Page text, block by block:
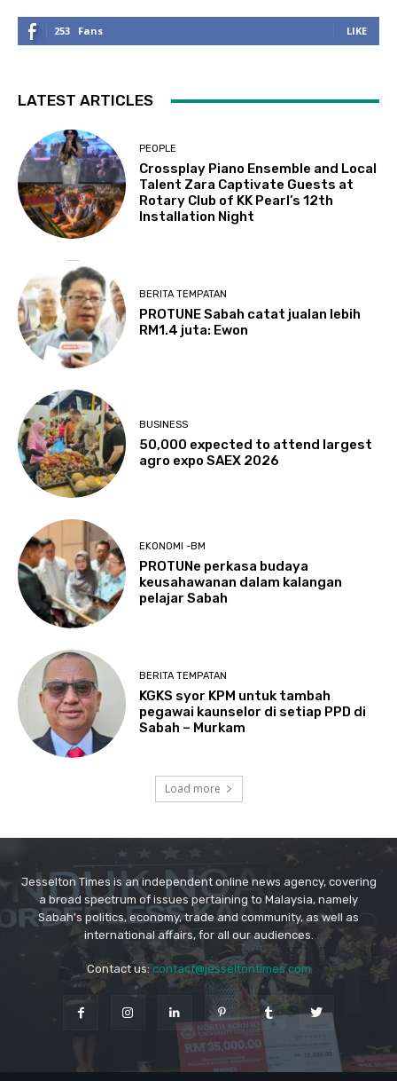
Jesselton Times is an independent online news agency, covering
a broad spectrum of issues pertaining to Malaysia, namely
Sabah's politics, economy, trade and community, as well as
international affairs, for all our audiences.
Contact us:contact@jesseltontimes.com